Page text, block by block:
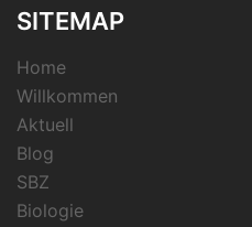
SITEMAP
Home
Willkommen
Aktuell
Blog
SBZ
Biologie